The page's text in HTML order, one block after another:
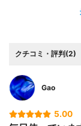
クチコミ・評判(2)
Gao
5.00